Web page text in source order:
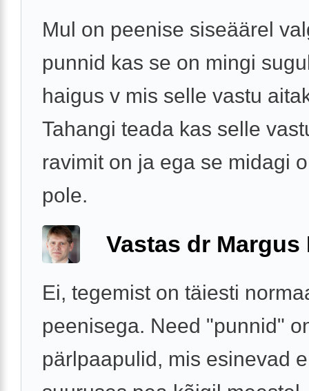
Mul on peenise siseäärel
punnid kas se on mingi
haigus v mis selle vastu
Tahangi teada kas selle
ravimit on ja ega se midagi
pole.
Vastas dr Margus
Ei, tegemist on täiesti
peenisega. Need "punnid"
pärlpaapulid, mis esinevad